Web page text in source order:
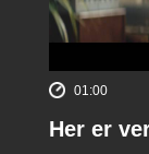
01:00
Her er